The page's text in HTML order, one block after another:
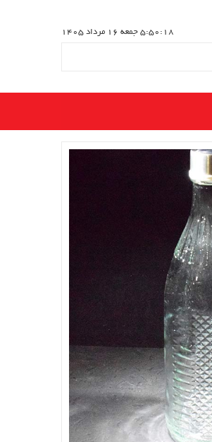
5:50:19 جمعه 16 مرداد 1405